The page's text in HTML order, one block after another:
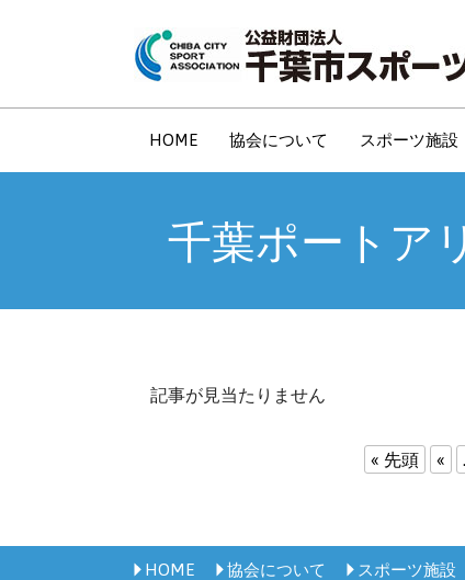
ン
へ
HOME 協会について スポーツ施設
千葉ポートア
記事が見当たりません
« 先頭 «
HOME 協会について スポーツ施設